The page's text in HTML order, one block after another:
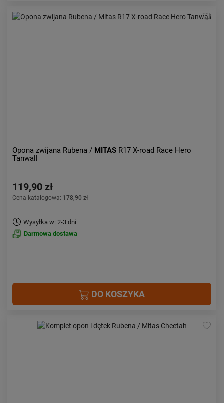
Opona zwijana Rubena / MITAS R17 X-road Race Hero
Tanwall
119,90 zł
Cena katalogowa: 178,90 zł
Wysyłka w: 2-3 dni
Darmowa dostawa
DO KOSZYKA